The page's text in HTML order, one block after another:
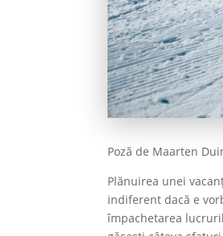
Poză de Maarten
Plănuirea unei
indiferent dacă e
împachetarea